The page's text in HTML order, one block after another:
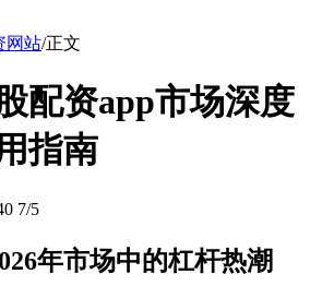
网站/正文
配资app市场深度
指南
7/5
年市场中的杠杆热潮